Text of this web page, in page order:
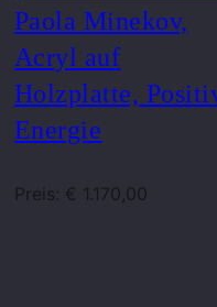
Paola Minekov,
Acryl auf
Holzplatte,
Energie
Preis: € 1.170,00